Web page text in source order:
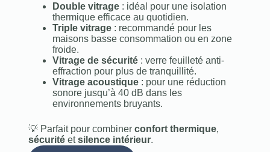
Double vitrage: idéal pour une isolation
thermique efficace au quotidien.
Triple vitrage: recommandé pour les
maisons basse consommation ou en zone
froide.
Vitrage de sécurité: verre feuilleté anti-
effraction pour plus de tranquillité.
Vitrage acoustique: pour une réduction
sonore jusqu’à 40 dB dans les
environnements bruyants.
💡 Parfait pour combiner confort thermique,
sécuritéetsilence intérieur.